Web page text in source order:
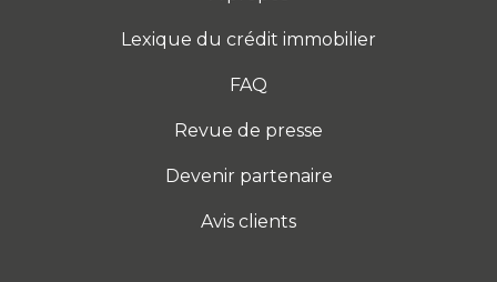
Lexique du crédit immobilier
FAQ
Revue de presse
Devenir partenaire
Avis clients